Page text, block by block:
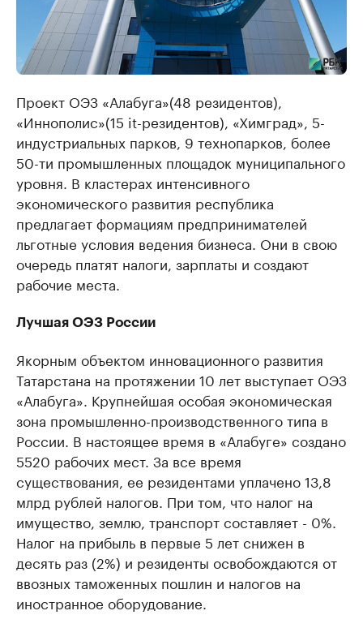
Проект ОЭЗ «Алабуга»(48 резидентов),
«Иннополис»(15 it-резидентов), «Химград», 5-
индустриальных парков, 9 технопарков, более
50-ти промышленных площадок муниципального
уровня. В кластерах интенсивного
экономического развития республика
предлагает формациям предпринимателей
льготные условия ведения бизнеса. Они в свою
очередь платят налоги, зарплаты и создают
рабочие места.
Лучшая ОЭЗ России
Якорным объектом инновационного развития
Татарстана на протяжении 10 лет выступает ОЭЗ
«Алабуга». Крупнейшая особая экономическая
зона промышленно-производственного типа в
России. В настоящее время в «Алабуге» создано
5520 рабочих мест. За все время
существования, ее резидентами уплачено 13,8
млрд рублей налогов. При том, что налог на
имущество, землю, транспорт составляет - 0%.
Налог на прибыль в первые 5 лет снижен в
десять раз (2%) и резиденты освобождаются от
ввозных таможенных пошлин и налогов на
иностранное оборудование.